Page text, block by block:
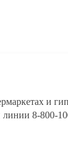
и
линии 8-800-